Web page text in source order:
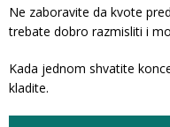
Ne zaboravite da kvote
trebate dobro razmisliti i
Kada jednom shvatite
kladite.